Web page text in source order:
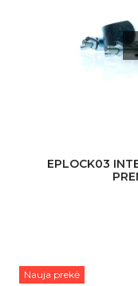
EPLOCK03
Nauja prekė